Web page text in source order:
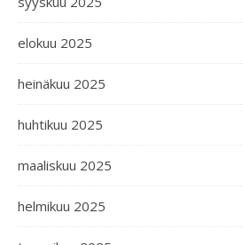
elokuu 2025
heinäkuu 2025
huhtikuu 2025
maaliskuu 2025
helmikuu 2025